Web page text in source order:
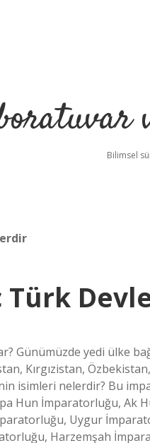
Bilimsel
Türk
Günümüzde yedi ülke
Kırgızistan,
isimleri nelerdir? Bu
Hun İmparatorluğu, Ak
Uygur
Harzemşah